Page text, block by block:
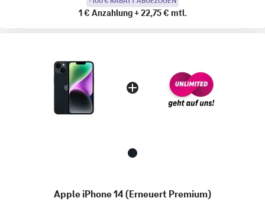
1 € Anzahlung+22,75 € mtl.
Apple iPhone 14 (Erneuert Premium)